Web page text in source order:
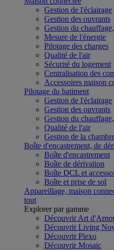
Gestion de l'éclairage
Gestion des ouvrants
Gestion du
Mesure de l'énergie
Pilotage des charges
Qualité de l'air
Sécurité du logement
Centralisation des
Accessoires maison
Pilotage du batiment
Gestion de l'éclairage
Gestion des ouvrants
Gestion du
Qualité de l'air
Gestion de la
Boîte d'encastrement, de
Boîte d'encastrement
Boîte de dérivation
Boîte DCL et
Boîte et prise de sol
Appareillage, maison
tout
Explorer par gamme
Découvrir Art
Découvrir Living
Découvrir Plexo
Découvrir Mosaic